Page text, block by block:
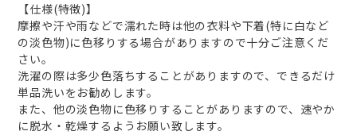
【仕様(特徴)】
摩擦や汗や雨などで濡れた時は他の衣料や下着(特に白など
の淡色物)に色移りする場合がありますので十分ご注意くだ
さい。
洗濯の際は多少色落ちすることがありますので、できるだけ
単品洗いをお勧めします。
また、他の淡色物に色移りすることがありますので、速やか
に脱水・乾燥するようお願い致します。